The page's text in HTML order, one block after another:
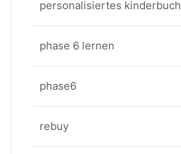
personalisiertes kinderbuch
phase 6 lernen
phase6
rebuy